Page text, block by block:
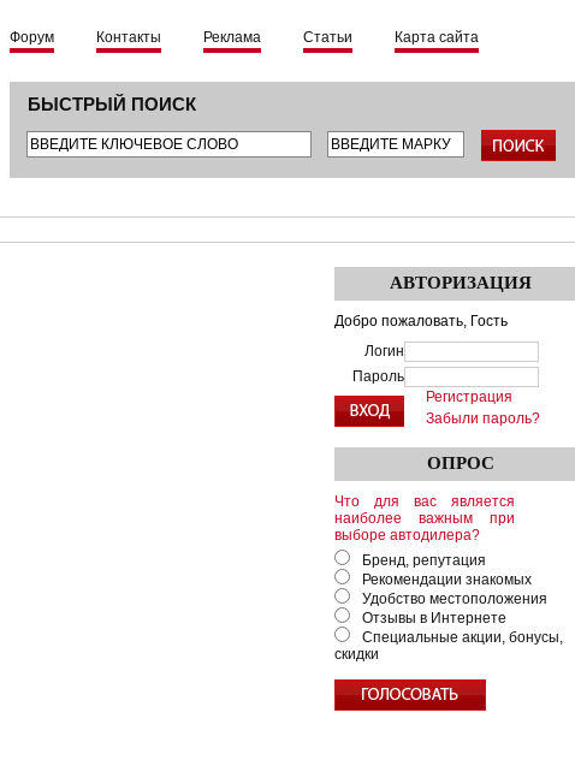
Форум Контакты Реклама Статьи Карта сайта
БЫСТРЫЙ ПОИСК
АВТОРИЗАЦИЯ
Добро пожаловать, Гость
Логин
Пароль
Регистрация
Забыли пароль?
ОПРОС
Что для вас является
наиболее важным при
выборе автодилера?
Бренд, репутация
Рекомендации знакомых
Удобство местоположения
Отзывы в Интернете
Специальные акции, бонусы,
скидки